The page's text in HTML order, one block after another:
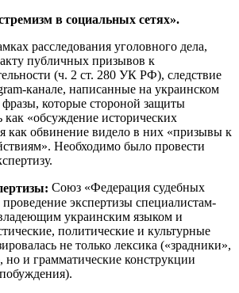
в социальных сетях».
расследования уголовного дела,
публичных призывов к
(ч. 2 ст. 280 УК РФ), следствие
канале, написанные на украинском
которые стороной защиты
как «обсуждение исторических
как обвинение видело в них «призывы к
Необходимо было провести
Союз «Федерация судебных
экспертизы специалистам-
украинским языком и
политические и культурные
не только лексика («зрадники»,
но и грамматические конструкции